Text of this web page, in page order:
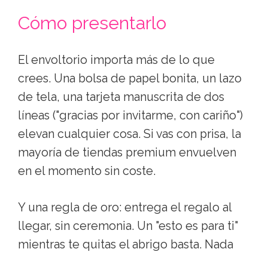
Cómo presentarlo
El envoltorio importa más de lo que
crees. Una bolsa de papel bonita, un lazo
de tela, una tarjeta manuscrita de dos
líneas ("gracias por invitarme, con cariño")
elevan cualquier cosa. Si vas con prisa, la
mayoría de tiendas premium envuelven
en el momento sin coste.
Y una regla de oro: entrega el regalo al
llegar, sin ceremonia. Un "esto es para ti"
mientras te quitas el abrigo basta. Nada